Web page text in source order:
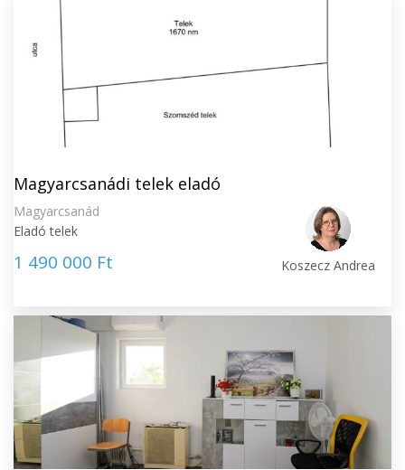
Magyarcsanádi telek eladó
Magyarcsanád
Eladó telek
1 490 000 Ft Koszecz Andrea